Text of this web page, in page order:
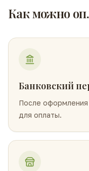
Как можно
Банковский
После оформления
для оплаты.